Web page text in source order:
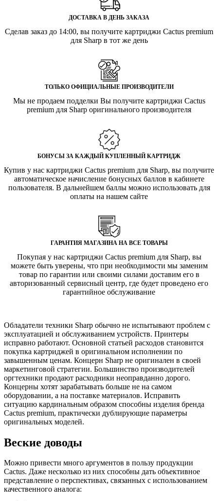
ДОСТАВКА В ДЕНЬ ЗАКАЗА
Сделав заказ до 14:00, вы получите картриджи Cactus premium
для Sharp в тот же день
ТОЛЬКО ОФИЦИАЛЬНЫЕ ПРОИЗВОДИТЕЛИ
Мы не продаем подделки Вы получите картриджи Cactus
premium для Sharp оригинального производителя
БОНУСЫ ЗА КАЖДЫЙ КУПЛЕННЫЙ КАРТРИДЖ
Купив у нас картриджи Cactus premium для Sharp, вы получите
автоматическое начисление бонусных баллов в кабинете
пользователя. В дальнейшем баллы можно использовать для
оплаты на нашем сайте
ГАРАНТИЯ МАГАЗИНА НА ВСЕ ТОВАРЫ
Покупая у нас картриджи Cactus premium для Sharp, вы
можете быть уверены, что при необходимости мы заменим
товар по гарантии или своими силами доставим его в
авторизованный сервисный центр, где будет проведено его
гарантийное обслуживание
Обладатели техники Sharp обычно не испытывают проблем с
эксплуатацией и обслуживанием устройств. Принтеры
исправно работают. Основной статьей расходов становится
покупка картриджей в оригинальном исполнении по
завышенным ценам. Концерн Sharp не оригинален в своей
маркетинговой стратегии. Большинство производителей
оргтехники продают расходники неоправданно дорого.
Концерны хотят зарабатывать больше не на самом
оборудовании, а на поставке материалов. Исправить
ситуацию кардинальным образом способны изделия бренда
Cactus premium, практически дублирующие параметры
оригинальных моделей.
Веские доводы
Можно привести много аргументов в пользу продукции
Cactus. Даже несколько из них способны дать объективное
представление о перспективах, связанных с использованием
качественного аналога: